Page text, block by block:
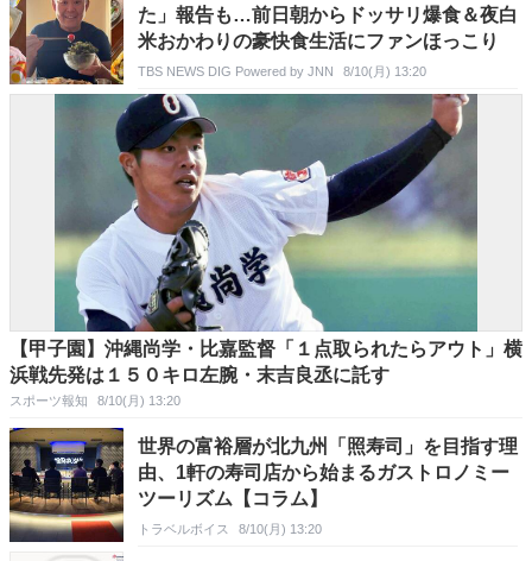
た」報告も…前日朝からドッサリ爆食＆夜白
米おかわりの豪快食生活にファンほっこり
TBS NEWS DIG Powered by JNN 8/10(月) 13:20
【甲子園】沖縄尚学・比嘉監督「１点取られたらアウト」横
浜戦先発は１５０キロ左腕・末吉良丞に託す
スポーツ報知 8/10(月) 13:20
世界の富裕層が北九州「照寿司」を目指す理
由、1軒の寿司店から始まるガストロノミー
ツーリズム【コラム】
トラベルボイス 8/10(月) 13:20